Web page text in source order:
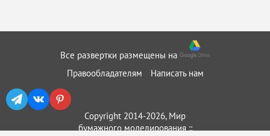
Все развертки размещены на
Правообладателям
Написать нам
Copyright 2014-2026, Мир
бумажного моделирования ::